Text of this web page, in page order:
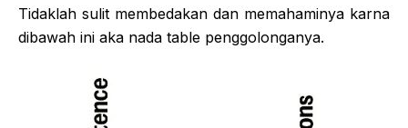
Tidaklah sulit membedakan dan memahaminya karna
dibawah ini aka nada table penggolonganya.